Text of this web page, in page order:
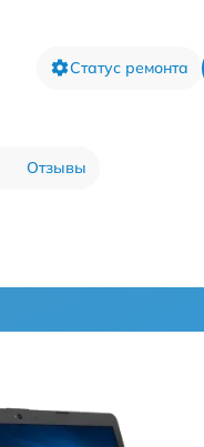
Статус ремонта
Отзывы